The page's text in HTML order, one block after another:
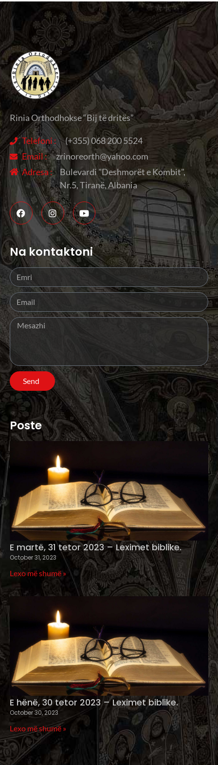
Rinia Orthodhokse “Bij të dritës”
Telefoni :
(+355) 068 200 5524
Email :
zrinoreorth@yahoo.com
Adresa :
Bulevardi "Deshmorët e Kombit",
Nr.5, Tiranë, Albania
Na kontaktoni
Send
Poste
E martë, 31 tetor 2023 – Leximet biblike.
October 31, 2023
Lexo më shumë »
E hënë, 30 tetor 2023 – Leximet biblike.
October 30, 2023
Lexo më shumë »